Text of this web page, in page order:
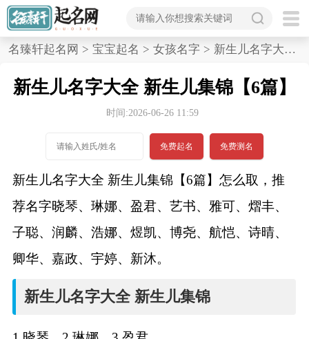
首
宝
名
名
名臻轩起名网 > 宝宝起名 > 女孩名字 > 新生儿名字大全,新生儿集锦,6篇
新生儿名字大全 新生儿集锦【6篇】
时间:2026-06-26 11:59
免费起名 免费测名
新生儿名字大全 新生儿集锦【6篇】怎么取，推
荐名字晓琴、琳娜、盈君、艺书、雅可、熠丰、
子聪、润麟、浩娜、煜凯、博尧、航恺、诗晴、
卿华、嘉政、宇婷、新沐。
新生儿名字大全 新生儿集锦